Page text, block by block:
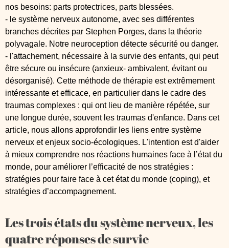
nos besoins: parts protectrices, parts blessées.
- le système nerveux autonome, avec ses différentes
branches décrites par Stephen Porges, dans la théorie
polyvagale. Notre neuroception détecte sécurité ou danger.
- l'attachement, nécessaire à la survie des enfants, qui peut
être sécure ou insécure (anxieux- ambivalent, évitant ou
désorganisé). Cette méthode de thérapie est extrêmement
intéressante et efficace, en particulier dans le cadre des
traumas complexes : qui ont lieu de manière répétée, sur
une longue durée, souvent les traumas d'enfance. Dans cet
article, nous allons approfondir les liens entre système
nerveux et enjeux socio-écologiques. L'intention est d'aider
à mieux comprendre nos réactions humaines face à l’état du
monde, pour améliorer l’efficacité de nos stratégies :
stratégies pour faire face à cet état du monde (coping), et
stratégies d’accompagnement.
Les trois états du système nerveux, les
quatre réponses de survie